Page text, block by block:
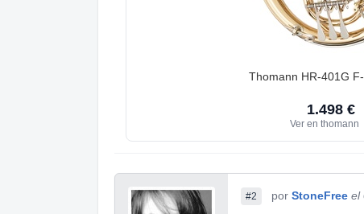
Thomann HR-401G
1.498 €
Ver en thomann
#2 por StoneFree el